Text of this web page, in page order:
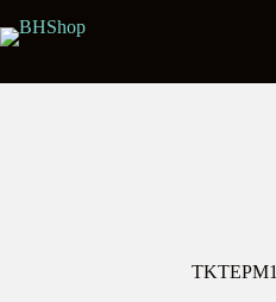
TKTEPM1